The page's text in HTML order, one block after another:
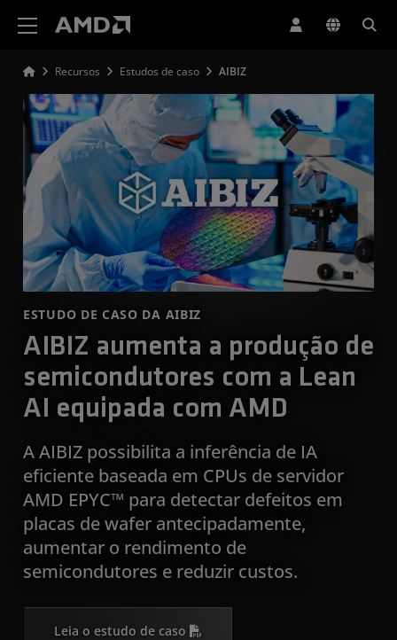
Recursos Estudos de caso AIBIZ
ESTUDO DE CASO DA AIBIZ
AIBIZ aumenta a produção de
semicondutores com a Lean
AI equipada com AMD
A AIBIZ possibilita a inferência de IA
eficiente baseada em CPUs de servidor
AMD EPYC™ para detectar defeitos em
placas de wafer antecipadamente,
aumentar o rendimento de
semicondutores e reduzir custos.
Leia o estudo de caso